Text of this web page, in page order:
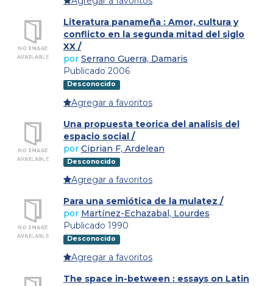
Literatura panameña : Amor, cultura y
conflicto en la segunda mitad del siglo
XX /
por Serrano Guerra, Damaris
Publicado 2006
Desconocido
Agregar a favoritos
Una propuesta teorica del analisis del
espacio social /
por Ciprian F, Ardelean
Desconocido
Agregar a favoritos
Para una semiótica de la mulatez /
por Martínez-Echazabal, Lourdes
Publicado 1990
Desconocido
Agregar a favoritos
The space in-between : essays on Latin